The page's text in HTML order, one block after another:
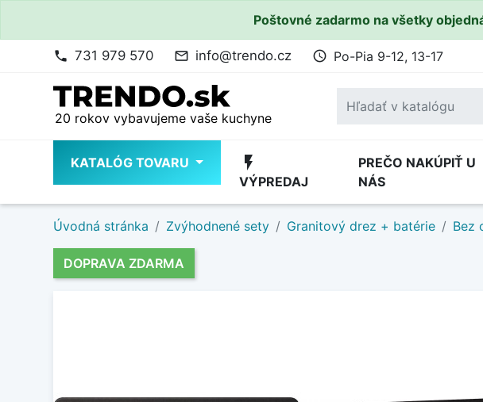
Poštovné zadarmo na všetky
phone 731 979 570 mail_outline info@trendo.cz access_time Po-Pia 9-12, 13-17
20 rokov vybavujeme vaše kuchyne
KATALÓG TOVARU flash_on
VÝPREDAJ
PREČO NAKÚPIŤ U
NÁS
Úvodná stránka Zvýhodnené sety Granitový drez + batérie Bez
DOPRAVA ZDARMA